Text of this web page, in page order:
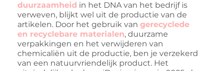
duurzaamheid in het DNA van het bedrijf is
verweven, blijkt wel uit de productie van de
artikelen. Door het gebruik van gerecyclede
en recyclebare materialen, duurzame
verpakkingen en het verwijderen van
chemicaliën uit de productie, ben je verzekerd
van een natuurvriendelijk product. Het